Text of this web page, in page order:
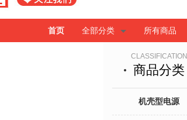
首页 全部分类 所有商品
CLASSIFICATION
商品分类
机壳型电源